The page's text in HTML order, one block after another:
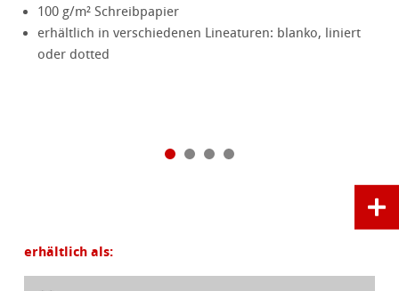
100 g/m² Schreibpapier
erhältlich in verschiedenen Lineaturen: blanko, liniert
oder dotted
erhältlich als: